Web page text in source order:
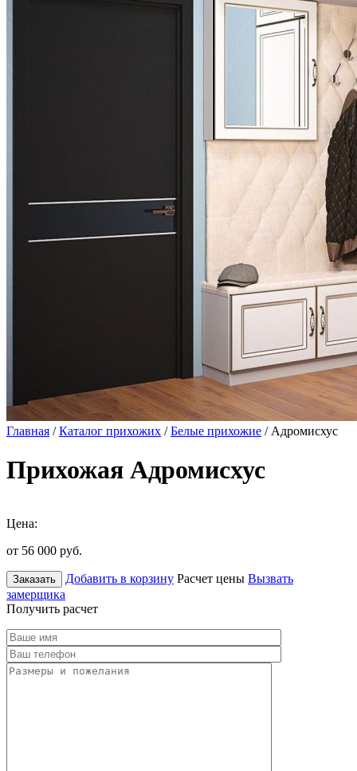
Главная /Каталог прихожих /Белые прихожие / Адромисхус
Прихожая Адромисхус
Цена:
от 56 000 руб.
Заказать Добавить в корзину Расчет цены Вызвать
замерщика
Получить расчет